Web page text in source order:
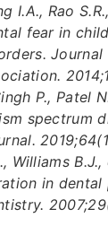
I.A., Rao
fear in
P., Patel
spectrum
Williams B.J.,
in dental